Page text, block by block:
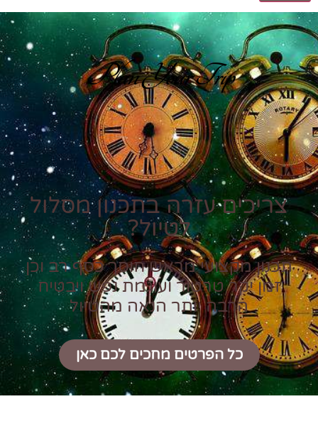
Plan Your Trip
צריכים עזרה בתכנון מסלול
לטיול?
תכנון מקצועי מראש חוסך כסף רב וכן
זמן יקר טרטור ועוגמת נפש ויבטיח
הרבה יותר הנאה מהטיול
כל הפרטים מחכים לכם כאן